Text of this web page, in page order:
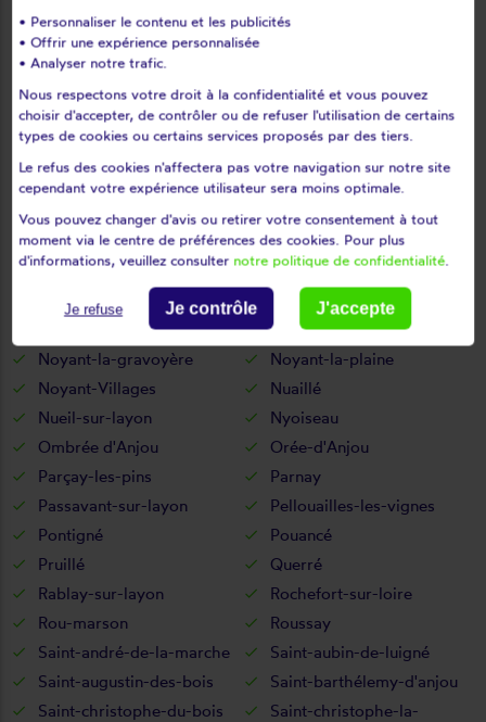
Montfort
Montigné-lès-rairies
Montjean-sur-loire
Montpollin
Montreuil-bellay
Montreuil-juigné
Montrevault
Montsoreau
Morannes
Mouliherne
Mozé-sur-louet
Mûrs-erigné
Neuillé
Neuvy-en-mauges
Noëllet
Notre Dame des Mauges
Notre-dame-d'allençon
Noyant
Noyant-la-gravoyère
Noyant-la-plaine
Noyant-Villages
Nuaillé
Nueil-sur-layon
Nyoiseau
Ombrée d'Anjou
Orée-d'Anjou
Parçay-les-pins
Parnay
Passavant-sur-layon
Pellouailles-les-vignes
Pontigné
Pouancé
Pruillé
Querré
Rablay-sur-layon
Rochefort-sur-loire
Rou-marson
Roussay
Saint-andré-de-la-marche
Saint-aubin-de-luigné
Saint-augustin-des-bois
Saint-barthélemy-d'anjou
Saint-christophe-du-bois
Saint-christophe-la-
• Personnaliser le contenu et les publicités
• Offrir une expérience personnalisée
• Analyser notre trafic.
Nous respectons votre droit à la confidentialité et vous pouvez
choisir d'accepter, de contrôler ou de refuser l'utilisation de certains
types de cookies ou certains services proposés par des tiers.
Le refus des cookies n'affectera pas votre navigation sur notre site
cependant votre expérience utilisateur sera moins optimale.
Vous pouvez changer d'avis ou retirer votre consentement à tout
moment via le centre de préférences des cookies. Pour plus
d'informations, veuillez consulter notre politique de confidentialité.
Je refuse Je contrôle J'accepte